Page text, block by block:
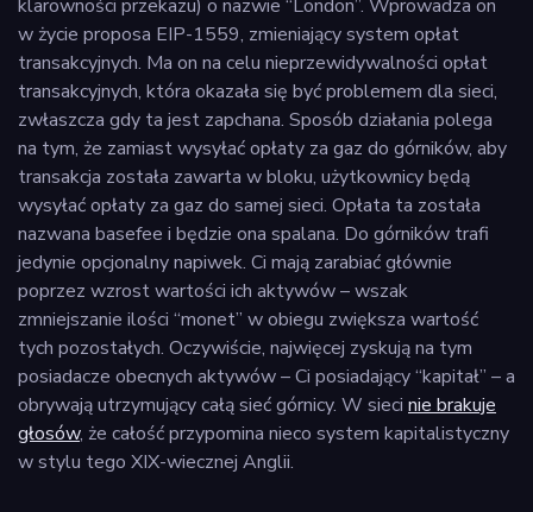
klarowności przekazu) o nazwie “London”. Wprowadza on
w życie proposa EIP-1559, zmieniający system opłat
transakcyjnych. Ma on na celu nieprzewidywalności opłat
transakcyjnych, która okazała się być problemem dla sieci,
zwłaszcza gdy ta jest zapchana. Sposób działania polega
na tym, że zamiast wysyłać opłaty za gaz do górników, aby
transakcja została zawarta w bloku, użytkownicy będą
wysyłać opłaty za gaz do samej sieci. Opłata ta została
nazwana basefee i będzie ona spalana. Do górników trafi
jedynie opcjonalny napiwek. Ci mają zarabiać głównie
poprzez wzrost wartości ich aktywów – wszak
zmniejszanie ilości “monet” w obiegu zwiększa wartość
tych pozostałych. Oczywiście, najwięcej zyskują na tym
posiadacze obecnych aktywów – Ci posiadający “kapitał” – a
obrywają utrzymujący całą sieć górnicy. W sieci nie brakuje
głosów, że całość przypomina nieco system kapitalistyczny
w stylu tego XIX-wiecznej Anglii.